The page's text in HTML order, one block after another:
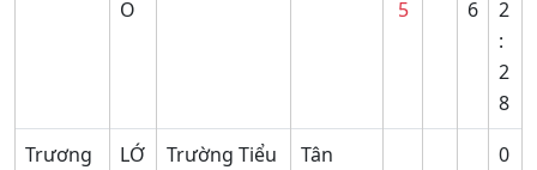
O
5
6
2
:
2
8
Trương
LỚ
Trường Tiểu
Tân
0